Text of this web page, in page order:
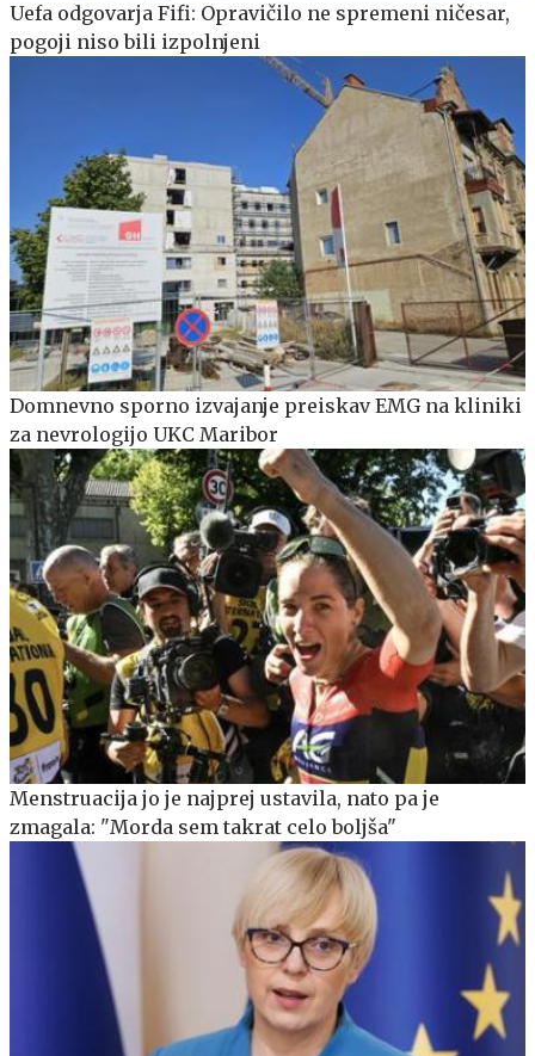
Uefa odgovarja Fifi: Opravičilo ne spremeni ničesar,
pogoji niso bili izpolnjeni
Domnevno sporno izvajanje preiskav EMG na kliniki
za nevrologijo UKC Maribor
Menstruacija jo je najprej ustavila, nato pa je
zmagala: "Morda sem takrat celo boljša"